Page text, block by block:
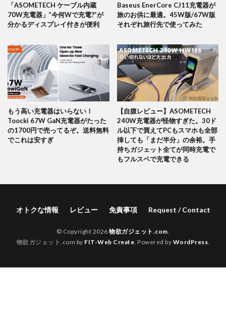
「ASOMETECH ケーブル内蔵
70W充電器」”今何Wで充電?”が
分かるディスプレイ付きが便利
Baseus EnerCore CJ11充電器が
旅のお供に最適。45W版/67W版
それぞれ旅行先で使ってみた
もう高い充電器はいらない！
Toocki 67W GaN充電器がたった
の1700円で売ってるぞ。送料無料
でこれは安すぎ
【自腹レビュー】ASOMETECH
240W充電器が怪物すぎた。30ド
ル以下で買えてPCもスマホも全部
挿しても「まだ半分」の余裕。手
持ちガジェット全てが同時充電で
もフルスペで充電できる
オトクな情報 レビュー 免責事項 Request / Contact
© Copyright 2026物欲ガジェット.com.
物欲ガジェット.com by FIT-Web Create. Powered by WordPress.